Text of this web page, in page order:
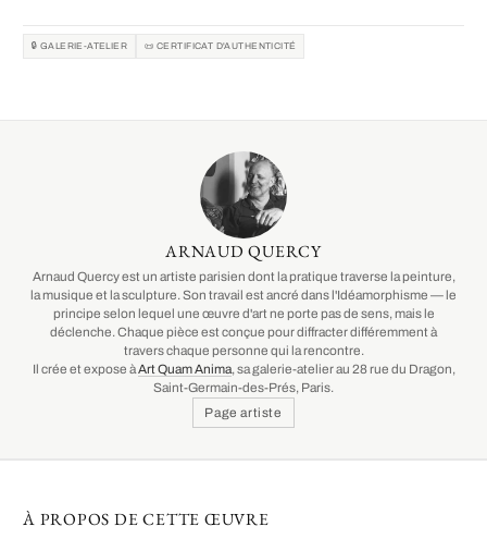
🔒 GALERIE-ATELIER 📜 CERTIFICAT D'AUTHENTICITÉ
ARNAUD QUERCY
Arnaud Quercy est un artiste parisien dont la pratique traverse la peinture,
la musique et la sculpture. Son travail est ancré dans l'Idéamorphisme — le
principe selon lequel une œuvre d'art ne porte pas de sens, mais le
déclenche. Chaque pièce est conçue pour diffracter différemment à
travers chaque personne qui la rencontre.
Il crée et expose àArt Quam Anima, sa galerie-atelier au 28 rue du Dragon,
Saint-Germain-des-Prés, Paris.
Page artiste
À PROPOS DE CETTE ŒUVRE